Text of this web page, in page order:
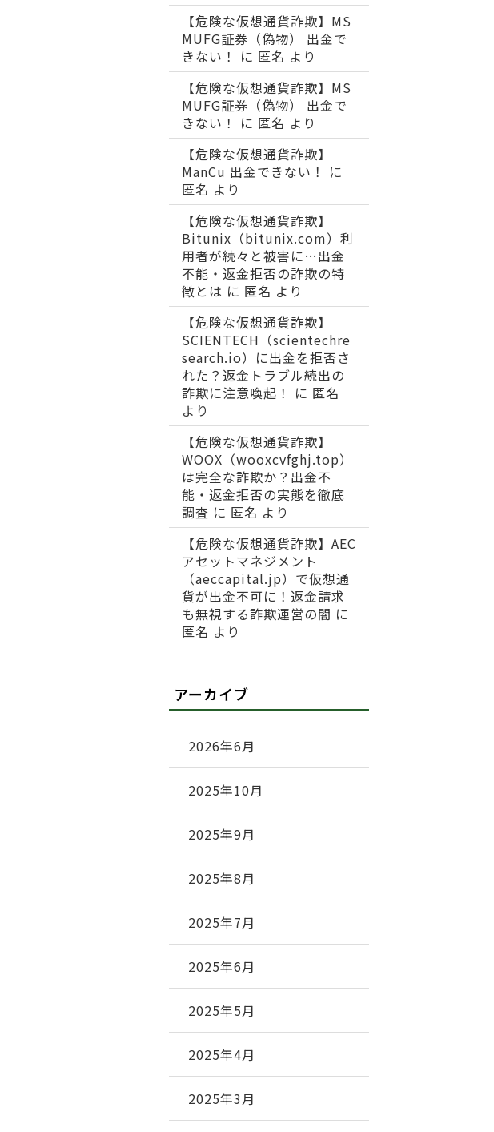
【危険な仮想通貨詐欺】MS
MUFG証券（偽物） 出金で
きない！
に 匿名 より
【危険な仮想通貨詐欺】MS
MUFG証券（偽物） 出金で
きない！
に 匿名 より
【危険な仮想通貨詐欺】
ManCu 出金できない！
に
匿名 より
【危険な仮想通貨詐欺】
Bitunix（bitunix.com）利
用者が続々と被害に…出金
不能・返金拒否の詐欺の特
徴とは に 匿名 より
【危険な仮想通貨詐欺】
SCIENTECH（scientechre
search.io）に出金を拒否さ
れた？返金トラブル続出の
詐欺に注意喚起！
に 匿名
より
【危険な仮想通貨詐欺】
WOOX（wooxcvfghj.top）
は完全な詐欺か？出金不
能・返金拒否の実態を徹底
調査 に 匿名 より
【危険な仮想通貨詐欺】AEC
アセットマネジメント
（aeccapital.jp）で仮想通
貨が出金不可に！返金請求
も無視する詐欺運営の闇 に
匿名 より
アーカイブ
2026年6月
2025年10月
2025年9月
2025年8月
2025年7月
2025年6月
2025年5月
2025年4月
2025年3月